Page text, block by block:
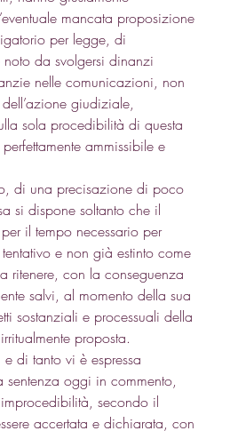
mancata proposizione
per legge, di
da svolgersi dinanzi
nelle comunicazioni, non
giudiziale,
sola procedibilità di questa
ammissibile e
di una precisazione di poco
si dispone soltanto che il
il tempo necessario per
tentativo e non già estinto come
ritenere, con la conseguenza
salvi, al momento della sua
sostanziali e processuali della
proposta.
di tanto vi è espressa
sentenza oggi in commento,
secondo il
accertata e dichiarata, con